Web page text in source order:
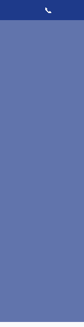
📞